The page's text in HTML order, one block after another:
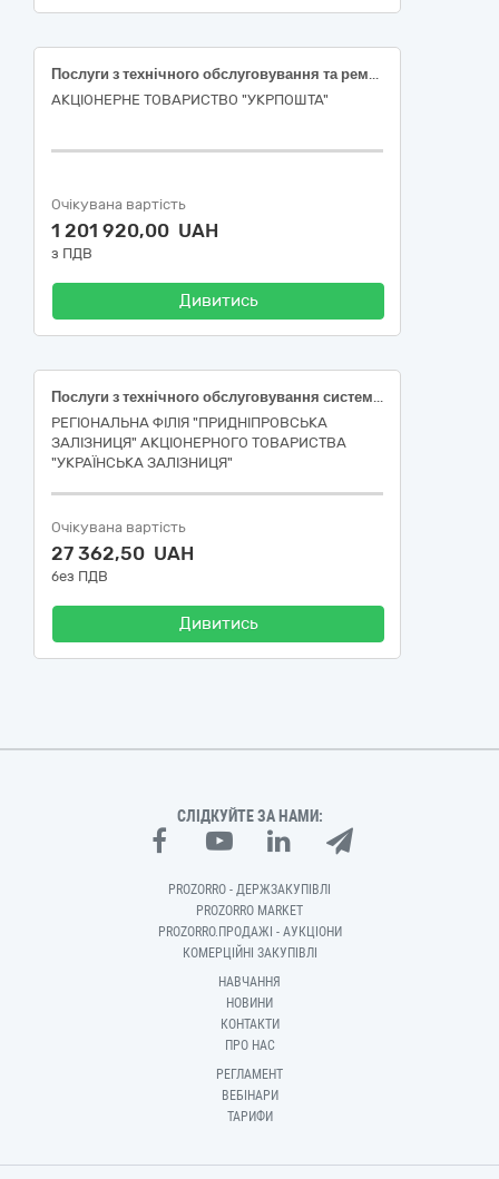
Послуги з технічного обслуговування та ремонту систем газопостачання об’єктів поштового зв’язку Чернівецької області
АКЦІОНЕРНЕ ТОВАРИСТВО "УКРПОШТА"
Очікувана вартість
1 201 920,00 UAH
з ПДВ
Дивитись
Послуги з технічного обслуговування системи газопостачання (газових мереж, газового обладнання) ШЧ-8 ст. Апостолове.
РЕГІОНАЛЬНА ФІЛІЯ "ПРИДНІПРОВСЬКА
ЗАЛІЗНИЦЯ" АКЦІОНЕРНОГО ТОВАРИСТВА
"УКРАЇНСЬКА ЗАЛІЗНИЦЯ"
Очікувана вартість
27 362,50 UAH
без ПДВ
Дивитись
СЛІДКУЙТЕ ЗА НАМИ:
PROZORRO - ДЕРЖЗАКУПІВЛІ
PROZORRO MARKET
PROZORRO.ПРОДАЖІ - АУКЦІОНИ
КОМЕРЦІЙНІ ЗАКУПІВЛІ
НАВЧАННЯ
НОВИНИ
КОНТАКТИ
ПРО НАС
РЕГЛАМЕНТ
ВЕБІНАРИ
ТАРИФИ